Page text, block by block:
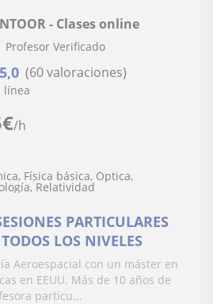
€/h
- Clases online
Profesor Verificado
5,0 (60 valoraciones)
línea
Física básica, Óptica,
Relatividad
PARTICULARES
LOS NIVELES
Aeroespacial con un máster en
en EEUU. Más de 10 años de
particu...